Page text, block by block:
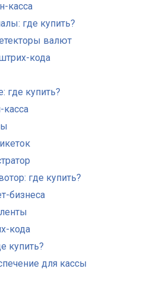
касса
где купить?
валют
кода
где купить?
где купить?
бизнеса
кода
купить?
для кассы